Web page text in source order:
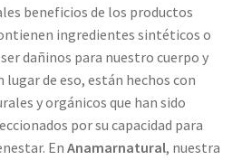
beneficios de los productos
ingredientes sintéticos o
dañinos para nuestro cuerpo y
de eso, están hechos con
y orgánicos que han sido
por su capacidad para
En Anamarnatural, nuestra